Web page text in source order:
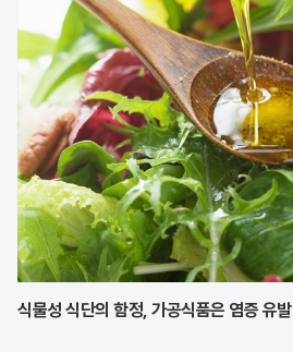
식물성 식단의 함정, 가공식품은 염증 유발